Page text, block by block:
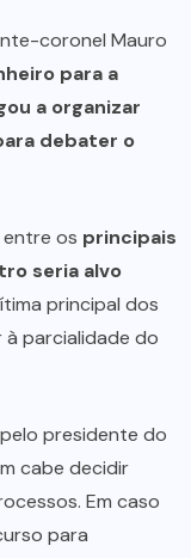
coronel Mauro
para a
a organizar
debater o
os principais
seria alvo
principal dos
à parcialidade do
presidente do
cabe decidir
Em caso
para